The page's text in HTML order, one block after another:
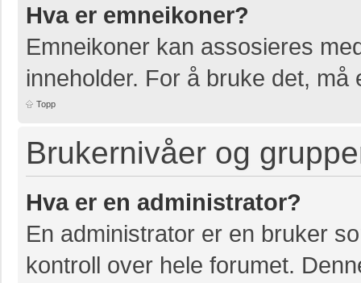
Hva er emneikoner?
Emneikoner kan assosieres
inneholder. For å bruke det,
Topp
Brukernivåer og
Hva er en administrator?
En administrator er en bruker
kontroll over hele forumet.